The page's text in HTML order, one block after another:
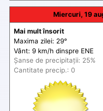
Miercuri, 19
Mai mult însorit
Maxima zilei: 29°
Vânt: 9 km/h dinspre ENE
Șanse de precipitații: 25%
Cantitate precip.: 0